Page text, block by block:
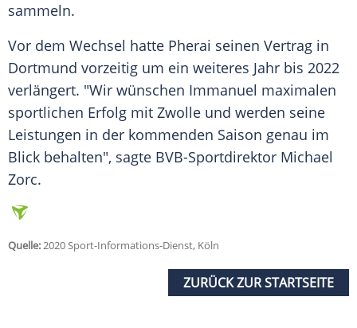
sammeln.
Vor dem Wechsel hatte Pherai seinen Vertrag in
Dortmund vorzeitig um ein weiteres Jahr bis 2022
verlängert. "Wir wünschen Immanuel maximalen
sportlichen Erfolg mit Zwolle und werden seine
Leistungen in der kommenden Saison genau im
Blick behalten", sagte BVB-Sportdirektor Michael
Zorc.
Quelle:2020 Sport-Informations-Dienst, Köln
ZURÜCK ZUR STARTSEITE